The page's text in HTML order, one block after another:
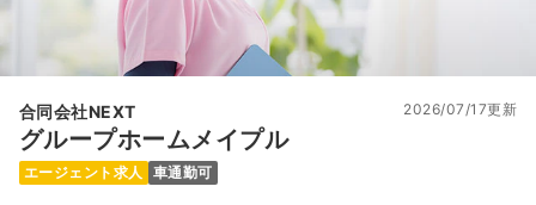
合同会社NEXT
グループホームメイプル
2026/07/17更新
エージェント求人 車通勤可